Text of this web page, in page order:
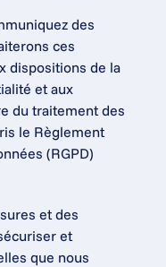
des
ces
dispositions de la
et aux
du traitement des
le Règlement
(RGPD)
et des
et
que nous